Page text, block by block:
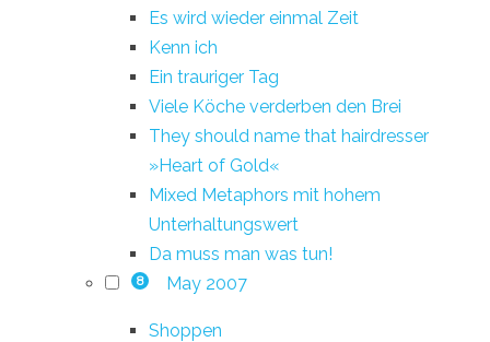
Es wird wieder einmal Zeit
Kenn ich
Ein trauriger Tag
Viele Köche verderben den Brei
They should name that hairdresser
»Heart of Gold«
Mixed Metaphors mit hohem
Unterhaltungswert
Da muss man was tun!
8 May 2007
Shoppen